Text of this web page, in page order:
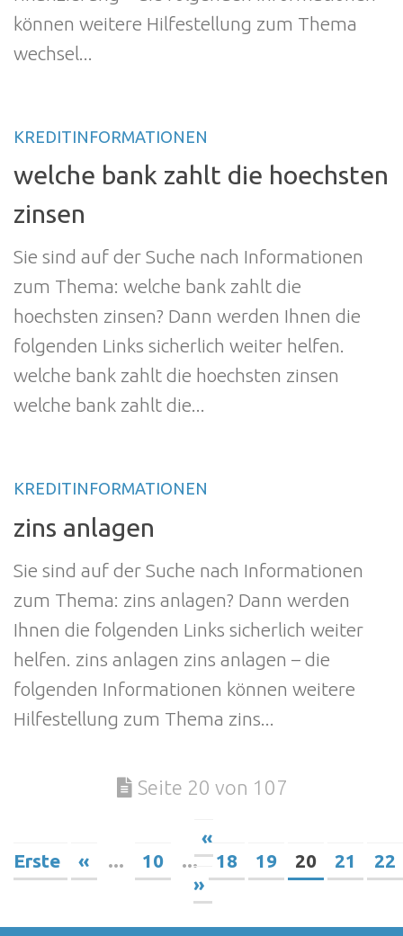
können weitere Hilfestellung zum Thema
wechsel...
KREDITINFORMATIONEN
welche bank zahlt die hoechsten
zinsen
Sie sind auf der Suche nach Informationen
zum Thema: welche bank zahlt die
hoechsten zinsen? Dann werden Ihnen die
folgenden Links sicherlich weiter helfen.
welche bank zahlt die hoechsten zinsen
welche bank zahlt die...
KREDITINFORMATIONEN
zins anlagen
Sie sind auf der Suche nach Informationen
zum Thema: zins anlagen? Dann werden
Ihnen die folgenden Links sicherlich weiter
helfen. zins anlagen zins anlagen – die
folgenden Informationen können weitere
Hilfestellung zum Thema zins...
Seite 20 von 107
«
Erste
« ... 10 ... 18 19 20 21
22
»